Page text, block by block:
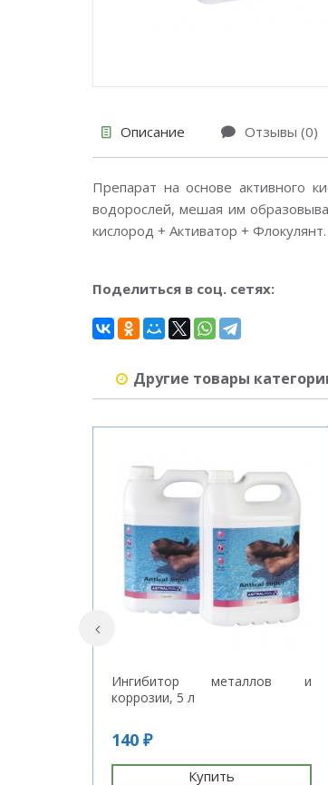
Описание Отзывы (0)
Препарат на основе активного
водорослей, мешая им
кислород + Активатор + Флокулянт.
Поделиться в соц. сетях:
Другие товары
Ингибитор металлов и
коррозии, 5 л
140 ₽
Купить